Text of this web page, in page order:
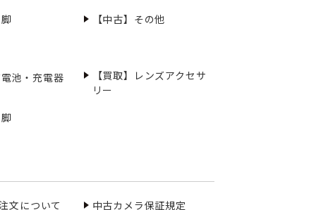
【中古】その他
池・充電器
【買取】レンズアクセサ
リー
文について 中古カメラ保証規定